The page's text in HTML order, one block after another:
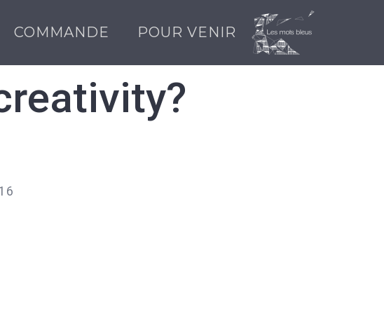
COMMANDE POUR VENIR